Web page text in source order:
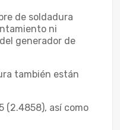
de soldadura
ni
generador de
también están
(2.4858), así como